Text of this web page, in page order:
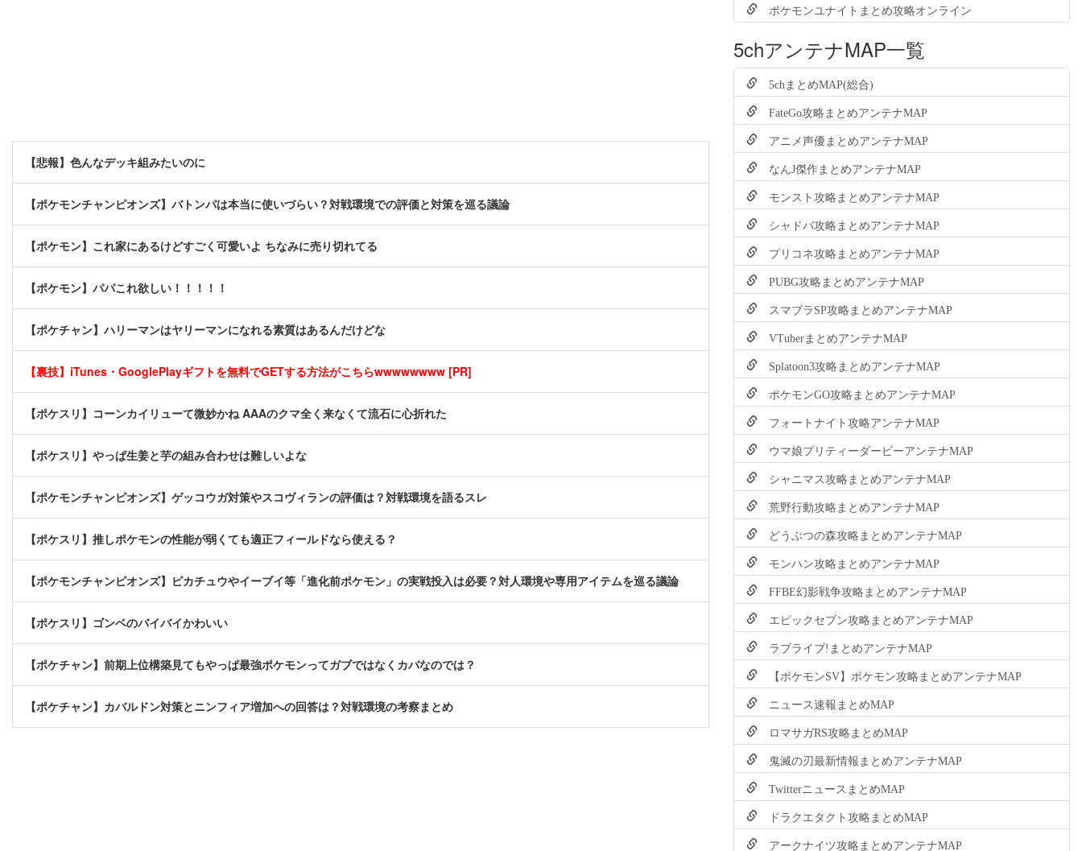
【悲報】色んなデッキ組みたいのに
【ポケモンチャンピオンズ】バトンパは本当に使いづらい？対戦環境での評価と対策を巡る議論
【ポケモン】これ家にあるけどすごく可愛いよ ちなみに売り切れてる
【ポケモン】パパこれ欲しい！！！！！
【ポケチャン】ハリーマンはヤリーマンになれる素質はあるんだけどな
【裏技】iTunes・GooglePlayギフトを無料でGETする方法がこちらwwwwwwww [PR]
【ポケスリ】コーンカイリューて微妙かね AAAのクマ全く来なくて流石に心折れた
【ポケスリ】やっぱ生姜と芋の組み合わせは難しいよな
【ポケモンチャンピオンズ】ゲッコウガ対策やスコヴィランの評価は？対戦環境を語るスレ
【ポケスリ】推しポケモンの性能が弱くても適正フィールドなら使える？
【ポケモンチャンピオンズ】ピカチュウやイーブイ等「進化前ポケモン」の実戦投入は必要？対人環境や専用アイテムを巡る議論
【ポケスリ】ゴンベのバイバイかわいい
【ポケチャン】前期上位構築見てもやっぱ最強ポケモンってガブではなくカバなのでは？
【ポケチャン】カバルドン対策とニンフィア増加への回答は？対戦環境の考察まとめ
ポケモンユナイトまとめ攻略オンライン
5chアンテナMAP一覧
5chまとめMAP(総合)
FateGo攻略まとめアンテナMAP
アニメ声優まとめアンテナMAP
なんJ傑作まとめアンテナMAP
モンスト攻略まとめアンテナMAP
シャドバ攻略まとめアンテナMAP
プリコネ攻略まとめアンテナMAP
PUBG攻略まとめアンテナMAP
スマブラSP攻略まとめアンテナMAP
VTuberまとめアンテナMAP
Splatoon3攻略まとめアンテナMAP
ポケモンGO攻略まとめアンテナMAP
フォートナイト攻略アンテナMAP
ウマ娘プリティーダービーアンテナMAP
シャニマス攻略まとめアンテナMAP
荒野行動攻略まとめアンテナMAP
どうぶつの森攻略まとめアンテナMAP
モンハン攻略まとめアンテナMAP
FFBE幻影戦争攻略まとめアンテナMAP
エピックセブン攻略まとめアンテナMAP
ラブライブ!まとめアンテナMAP
【ポケモンSV】ポケモン攻略まとめアンテナMAP
ニュース速報まとめMAP
ロマサガRS攻略まとめMAP
鬼滅の刃最新情報まとめアンテナMAP
TwitterニュースまとめMAP
ドラクエタクト攻略まとめMAP
アークナイツ攻略まとめアンテナMAP